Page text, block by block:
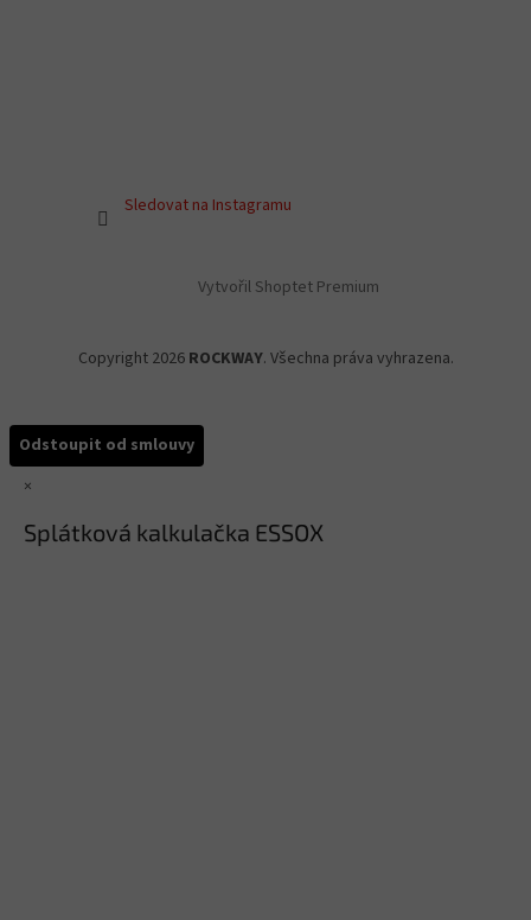
Sledovat na Instagramu
Vytvořil Shoptet Premium
Copyright 2026 ROCKWAY. Všechna práva vyhrazena.
Odstoupit od smlouvy
×
Splátková kalkulačka ESSOX